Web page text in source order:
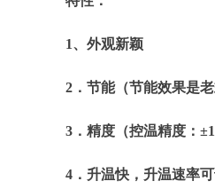
1、外观新颖
2 ．节能（节能效果是
3 ．精度（控温精度： ±
4．升温快，升温速率